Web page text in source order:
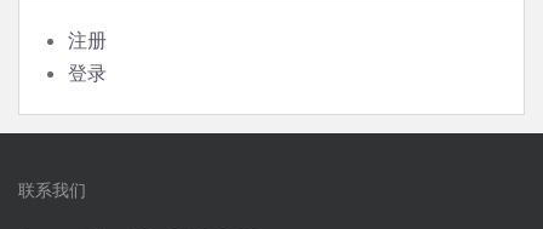
注册
登录
联系我们